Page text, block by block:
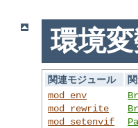
環境
関連モジュール
mod_env
mod_rewrite
mod_setenvif